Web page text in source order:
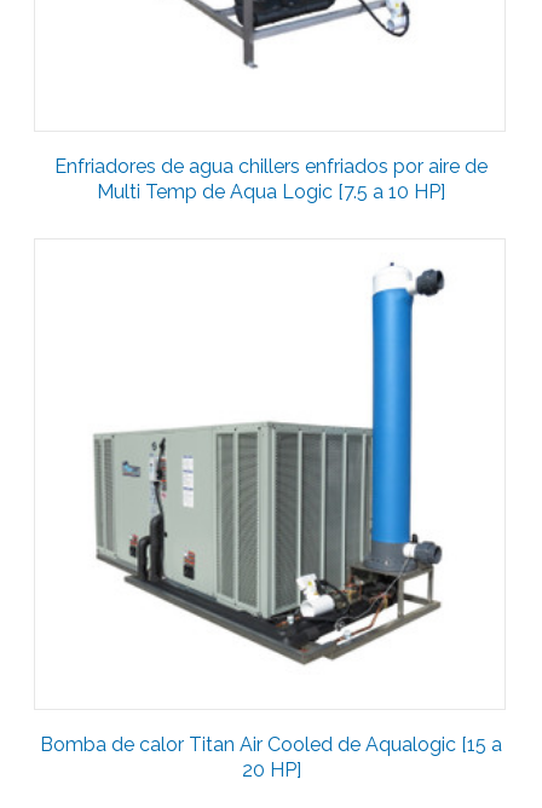
Enfriadores de agua chillers enfriados por aire de
Multi Temp de Aqua Logic [7.5 a 10 HP]
Bomba de calor Titan Air Cooled de Aqualogic [15 a
20 HP]